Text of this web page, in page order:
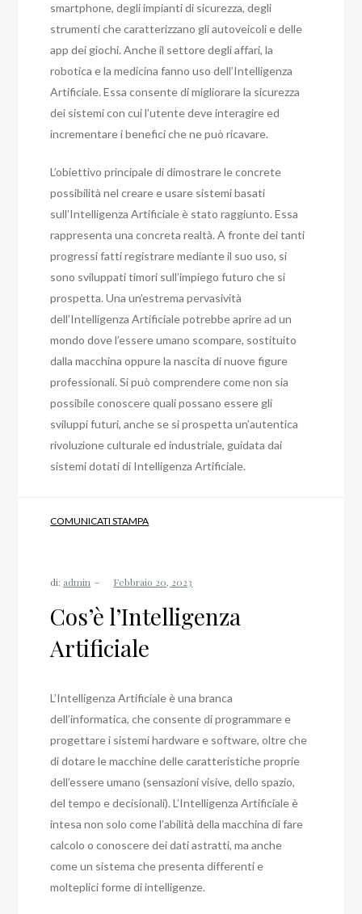
smartphone, degli impianti di sicurezza, degli
strumenti che caratterizzano gli autoveicoli e delle
app dei giochi. Anche il settore degli affari, la
robotica e la medicina fanno uso dell’Intelligenza
Artificiale. Essa consente di migliorare la sicurezza
dei sistemi con cui l’utente deve interagire ed
incrementare i benefici che ne può ricavare.
L’obiettivo principale di dimostrare le concrete
possibilità nel creare e usare sistemi basati
sull’Intelligenza Artificiale è stato raggiunto. Essa
rappresenta una concreta realtà. A fronte dei tanti
progressi fatti registrare mediante il suo uso, si
sono sviluppati timori sull’impiego futuro che si
prospetta. Una un’estrema pervasività
dell’Intelligenza Artificiale potrebbe aprire ad un
mondo dove l’essere umano scompare, sostituito
dalla macchina oppure la nascita di nuove figure
professionali. Si può comprendere come non sia
possibile conoscere quali possano essere gli
sviluppi futuri, anche se si prospetta un’autentica
rivoluzione culturale ed industriale, guidata dai
sistemi dotati di Intelligenza Artificiale.
COMUNICATI STAMPA
di: admin
Cos’è l’Intelligenza
Artificiale
L’Intelligenza Artificiale è una branca
dell’informatica, che consente di programmare e
progettare i sistemi hardware e software, oltre che
di dotare le macchine delle caratteristiche proprie
dell’essere umano (sensazioni visive, dello spazio,
del tempo e decisionali). L’Intelligenza Artificiale è
intesa non solo come l’abilità della macchina di fare
calcolo o conoscere dei dati astratti, ma anche
come un sistema che presenta differenti e
molteplici forme di intelligenze.